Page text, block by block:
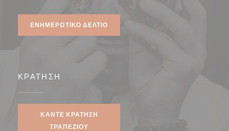
ΕΝΗΜΕΡΩΤΙΚΌ ΔΕΛΤΊΟ
ΚΡΆΤΗΣΗ
ΚΆΝΤΕ ΚΡΆΤΗΣΗ
ΤΡΑΠΕΖΙΟΎ